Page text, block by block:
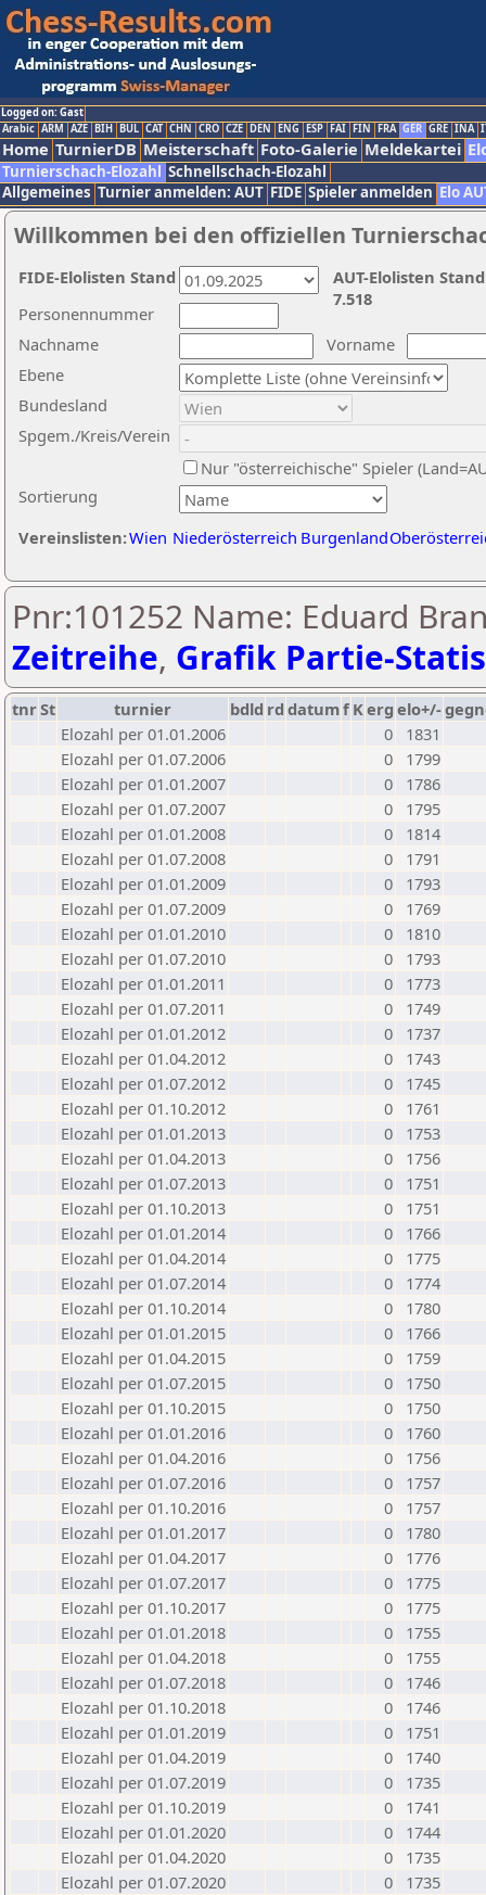
Logged on: Gast
Arabic ARM AZE BIH BUL CAT CHN CRO CZE DEN ENG ESP FAI FIN FRA GER GRE INA
Home TurnierDB Meisterschaft Foto-Galerie Meldekartei
Turnierschach-Elozahl Schnellschach-Elozahl
Allgemeines Turnier anmelden: AUT FIDE Spieler anmelden Elo
Willkommen bei den offiziellen
Nachname
Vorname
Ebene
Sortierung
Personennummer
Bundesland
Spgem./Kreis/Verein
Nur "österreichische" Spieler
Vereinslisten:Wien Niederösterreich Burgenland
AUT-Elolisten
7.518
FIDE-Elolisten Stand
Pnr:101252 Name: Eduard
Zeitreihe, Grafik Partie-
tnrSt turnier bdld rd datumf Kerg elo+/-
Elozahl per 01.01.2006
0
1831
Elozahl per 01.07.2006
0
1799
Elozahl per 01.01.2007
0
1786
Elozahl per 01.07.2007
0
1795
Elozahl per 01.01.2008
0
1814
Elozahl per 01.07.2008
0
1791
Elozahl per 01.01.2009
0
1793
Elozahl per 01.07.2009
0
1769
Elozahl per 01.01.2010
0
1810
Elozahl per 01.07.2010
0
1793
Elozahl per 01.01.2011
0
1773
Elozahl per 01.07.2011
0
1749
Elozahl per 01.01.2012
0
1737
Elozahl per 01.04.2012
0
1743
Elozahl per 01.07.2012
0
1745
Elozahl per 01.10.2012
0
1761
Elozahl per 01.01.2013
0
1753
Elozahl per 01.04.2013
0
1756
Elozahl per 01.07.2013
0
1751
Elozahl per 01.10.2013
0
1751
Elozahl per 01.01.2014
0
1766
Elozahl per 01.04.2014
0
1775
Elozahl per 01.07.2014
0
1774
Elozahl per 01.10.2014
0
1780
Elozahl per 01.01.2015
0
1766
Elozahl per 01.04.2015
0
1759
Elozahl per 01.07.2015
0
1750
Elozahl per 01.10.2015
0
1750
Elozahl per 01.01.2016
0
1760
Elozahl per 01.04.2016
0
1756
Elozahl per 01.07.2016
0
1757
Elozahl per 01.10.2016
0
1757
Elozahl per 01.01.2017
0
1780
Elozahl per 01.04.2017
0
1776
Elozahl per 01.07.2017
0
1775
Elozahl per 01.10.2017
0
1775
Elozahl per 01.01.2018
0
1755
Elozahl per 01.04.2018
0
1755
Elozahl per 01.07.2018
0
1746
Elozahl per 01.10.2018
0
1746
Elozahl per 01.01.2019
0
1751
Elozahl per 01.04.2019
0
1740
Elozahl per 01.07.2019
0
1735
Elozahl per 01.10.2019
0
1741
Elozahl per 01.01.2020
0
1744
Elozahl per 01.04.2020
0
1735
Elozahl per 01.07.2020
0
1735